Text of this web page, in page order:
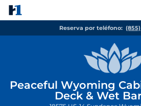
Reserva por teléfono:
Peaceful Wyoming
Deck & Wet